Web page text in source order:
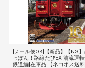
[メール便OK]【新品】【NS
っぽん！路線たびEX 清流運転
鉄道編[在庫品]【ネコポス送料